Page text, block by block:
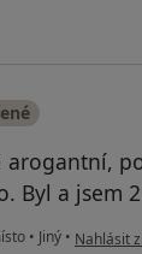
Byl a jsem
• Jiný • podle
Nahlásit